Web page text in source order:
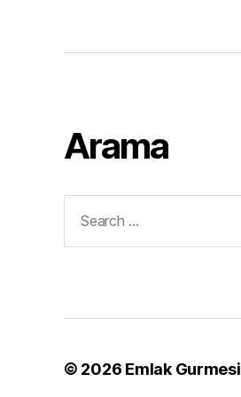
Arama
for:
© 2026 Emlak Gurmesi